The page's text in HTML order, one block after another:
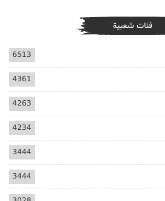
فئات شعبية
6513
4361
4263
4234
3444
3444